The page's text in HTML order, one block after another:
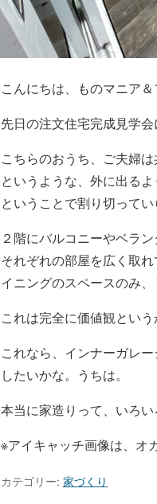
こんにちは、ものマニア
先日の注文住宅完成見学会
こちらのおうち、ご夫婦
というような、外に出る
ということで割り切ってい
２階にバルコニーやベラ
それぞれの部屋を広く取
イニングのスペースのみ
これは完全に価値観とい
これなら、インナーガレ
したいかな。うちは。
本当に家造りって、いろ
※アイキャッチ画像は、オ
カテゴリー: 家づくり